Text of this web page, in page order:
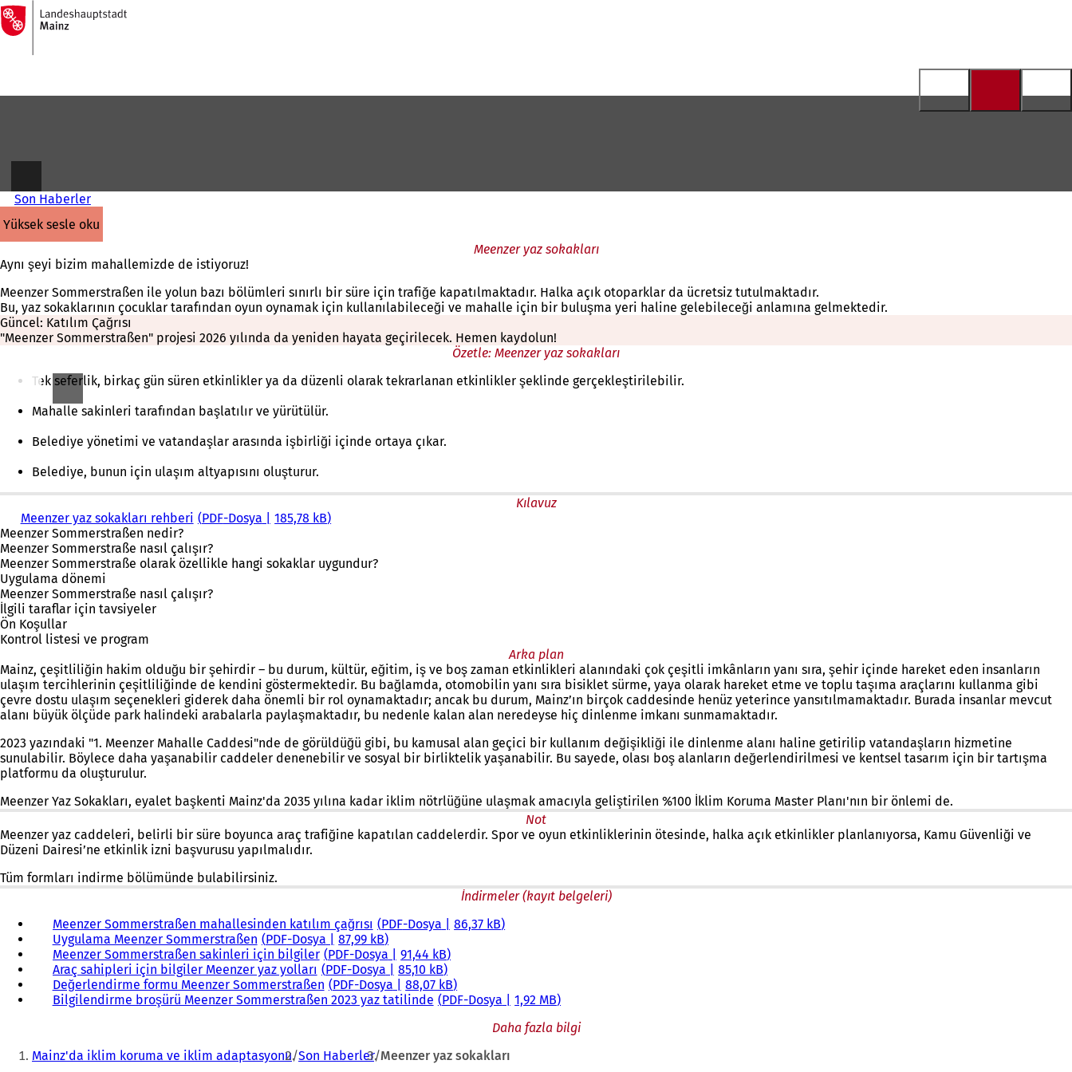
İçeriğe atla
Ana
sayfaya
Son Haberler
yüksek sesle oku
Meenzer yaz sokakları
Aynı şeyi bizim mahallemizde de istiyoruz!
Meenzer Sommerstraßen ile yolun bazı bölümleri sınırlı bir süre için trafiğe kapatılmaktadır. Halka açık otoparklar da ücretsiz tutulmaktadır.
Bu, yaz sokaklarının çocuklar tarafından oyun oynamak için kullanılabileceği ve mahalle için bir buluşma yeri haline gelebileceği anlamına gelmektedir.
Güncel: Katılım Çağrısı
"Meenzer Sommerstraßen" projesi 2026 yılında da yeniden hayata geçirilecek. Hemen kaydolun!
Özetle: Meenzer yaz sokakları
Tek seferlik, birkaç gün süren etkinlikler ya da düzenli olarak tekrarlanan etkinlikler şeklinde gerçekleştirilebilir.
Mahalle sakinleri tarafından başlatılır ve yürütülür.
Belediye yönetimi ve vatandaşlar arasında işbirliği içinde ortaya çıkar.
Belediye, bunun için ulaşım altyapısını oluşturur.
Kılavuz
Meenzer yaz sokakları rehberi PDF-Dosya
185,78 kB
Meenzer Sommerstraßen nedir?
Meenzer Sommerstraße nasıl çalışır?
Meenzer Sommerstraße olarak özellikle hangi sokaklar uygundur?
Uygulama dönemi
Meenzer Sommerstraße nasıl çalışır?
İlgili taraflar için tavsiyeler
Ön Koşullar
Kontrol listesi ve program
Arka plan
Mainz, çeşitliliğin hakim olduğu bir şehirdir – bu durum, kültür, eğitim, iş ve boş zaman etkinlikleri alanındaki çok çeşitli imkânların yanı sıra, şehir içinde hareket eden insanların
ulaşım tercihlerinin çeşitliliğinde de kendini göstermektedir. Bu bağlamda, otomobilin yanı sıra bisiklet sürme, yaya olarak hareket etme ve toplu taşıma araçlarını kullanma gibi
çevre dostu ulaşım seçenekleri giderek daha önemli bir rol oynamaktadır; ancak bu durum, Mainz’ın birçok caddesinde henüz yeterince yansıtılmamaktadır. Burada insanlar mevcut
alanı büyük ölçüde park halindeki arabalarla paylaşmaktadır, bu nedenle kalan alan neredeyse hiç dinlenme imkanı sunmamaktadır.
2023 yazındaki "1. Meenzer Mahalle Caddesi"nde de görüldüğü gibi, bu kamusal alan geçici bir kullanım değişikliği ile dinlenme alanı haline getirilip vatandaşların hizmetine
sunulabilir. Böylece daha yaşanabilir caddeler denenebilir ve sosyal bir birliktelik yaşanabilir. Bu sayede, olası boş alanların değerlendirilmesi ve kentsel tasarım için bir tartışma
platformu da oluşturulur.
Meenzer Yaz Sokakları, eyalet başkenti Mainz'da 2035 yılına kadar iklim nötrlüğüne ulaşmak amacıyla geliştirilen %100 İklim Koruma Master Planı'nın bir önlemi de.
Not
Meenzer yaz caddeleri, belirli bir süre boyunca araç trafiğine kapatılan caddelerdir. Spor ve oyun etkinliklerinin ötesinde, halka açık etkinlikler planlanıyorsa, Kamu Güvenliği ve
Düzeni Dairesi’ne etkinlik izni başvurusu yapılmalıdır.
Tüm formları indirme bölümünde bulabilirsiniz.
İndirmeler (kayıt belgeleri)
Meenzer Sommerstraßen mahallesinden katılım çağrısı
PDF-Dosya
86,37 kB
Uygulama Meenzer Sommerstraßen PDF-Dosya
87,99 kB
Meenzer Sommerstraßen sakinleri için bilgiler PDF-Dosya
91,44 kB
Araç sahipleri için bilgiler Meenzer yaz yolları
PDF-Dosya
85,10 kB
Değerlendirme formu Meenzer Sommerstraßen PDF-Dosya
88,07 kB
Bilgilendirme broşürü Meenzer Sommerstraßen 2023 yaz tatilinde PDF-Dosya
1,92 MB
Daha fazla bilgi
Buradasınız:
Mainz'da iklim koruma ve iklim adaptasyonu Son Haberler Meenzer yaz sokakları